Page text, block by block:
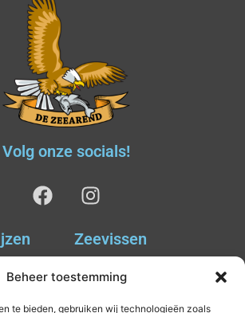
Beheer toestemming
te bieden, gebruiken wij technologieën zoals
Volg onze socials!
Zeevissen
Tochten & Prijzen